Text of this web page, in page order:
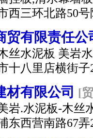
西三环北路50
贸有限责任公
丝水泥板 美岩
十八里店横街子
材有限公司 [
岩.水泥板-木丝
东西营南路67弄